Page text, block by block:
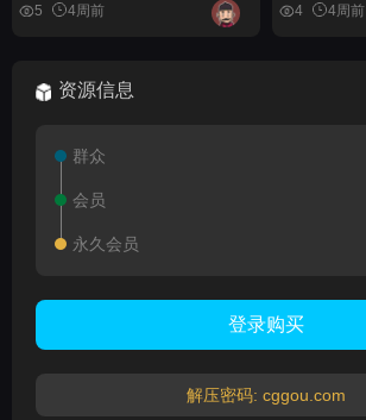
5 4周前 4 4周前
资源信息
群众
会员
永久会员
登录购买
解压密码: cggou.com